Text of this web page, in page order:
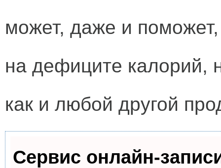
может, даже и
на дефиците калорий,
как и любой другой
Сервис онлайн-